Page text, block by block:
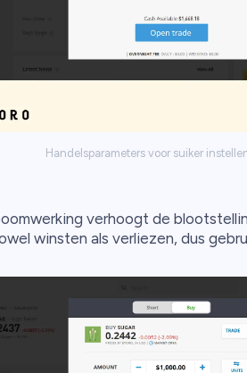
Handelsparameters voor suiker
verhoogt de
winsten als verliezen, dus